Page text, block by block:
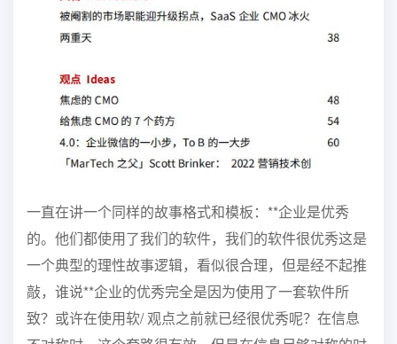
一直在讲一个同样的故事格式和模板： **企业是优秀
的。 他们都使用了我们的软件， 我们的软件很优秀这是
一个典型的理性故事逻辑，看似很合理，但是经不起推
敲， 谁说**企业的优秀完全是因为使用了一套软件所
致？或许在使用软/ 观点之前就已经很优秀呢？在信息